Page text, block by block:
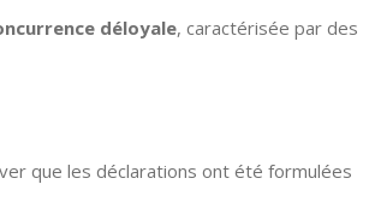
déloyale, caractérisée par des
que les déclarations ont été formulées